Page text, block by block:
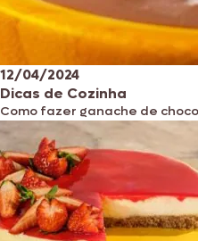
12/04/2024
Dicas de Cozinha
Como fazer ganache de